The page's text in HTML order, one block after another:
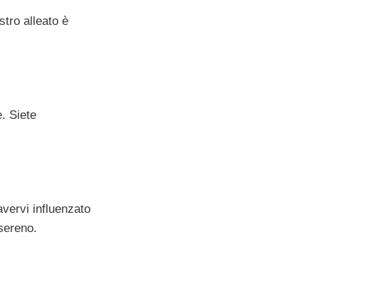
alleato è
Siete
influenzato